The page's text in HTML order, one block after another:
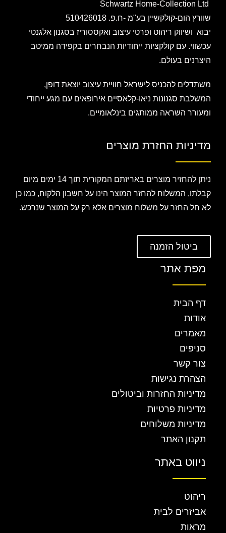
שוורץ הום-קולקשיין בע"מ -ח.פ. 510426018
יבוא ושיווק ריהוט ופרטי עיצוב ואקססוריז בסגנון אלגנטי
עכשווי. עם קולקציות ייחודיות הנבחרים בקפידה ממיטב
היצרנים בעולם.
משתדלים להכניס לישראל חוויית עיצוב יוצאת דופן,
המשלבת סגנונות ניאו-קלאסיים אירופאים עם מגע ייחודי
ומעורר השראה ממותגים בינלאומיים.
מדיניות החזרת מוצרים
ניתן להחזיר מוצרים באריזתם המקורית תוך 14 ימים מיום
קבלתו, המשלוח להחזר המוצר הינו על חשבון הלקוח, כמו כן
לא חל החזר על משלוח מוצרים אלא רק על המוצר שנרכש.
ביטול הזמנה
מפת אתר
דף הבית
אודות
מאמרים
סניפים
צור קשר
הצהרת נגישות
מדיניות החזרות וביטולים
מדיניות פרטיות
מדיניות משלוחים
תקנון האתר
ניווט באתר
ריהוט
אביזרים לבית
מראות